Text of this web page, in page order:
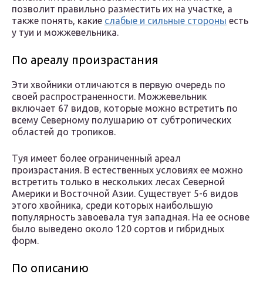
позволит правильно разместить их на участке, а
также понять, какие слабые и сильные стороны есть
у туи и можжевельника.
По ареалу произрастания
Эти хвойники отличаются в первую очередь по
своей распространенности. Можжевельник
включает 67 видов, которые можно встретить по
всему Северному полушарию от субтропических
областей до тропиков.
Туя имеет более ограниченный ареал
произрастания. В естественных условиях ее можно
встретить только в нескольких лесах Северной
Америки и Восточной Азии. Существует 5-6 видов
этого хвойника, среди которых наибольшую
популярность завоевала туя западная. На ее основе
было выведено около 120 сортов и гибридных
форм.
По описанию